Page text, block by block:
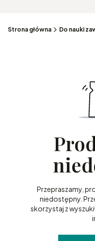
Strona główna Do nauki
Przepraszamy,
niedostępny.
skorzystaj z